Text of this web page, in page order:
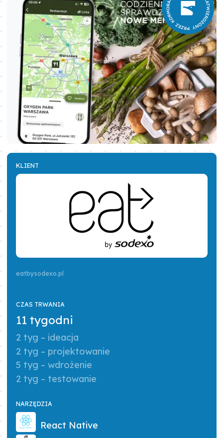
KLIENT
eatbysodexo.pl
CZAS TRWANIA
11 tygodni
2 tyg – ideacja
2 tyg – projektowanie
5 tyg – wdrożenie
2 tyg – testowanie
NARZĘDZIA
React Native